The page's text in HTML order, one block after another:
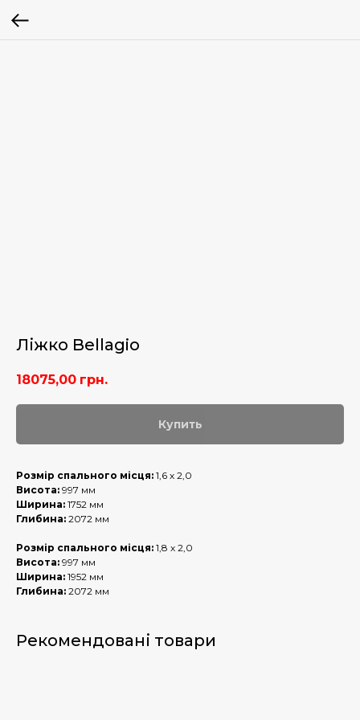
Ліжко Bellagio
18075,00 грн.
Купить
Розмір спального місця: 1,6 х 2,0
Висота: 997 мм
Ширина: 1752 мм
Глибина: 2072 мм
Розмір спального місця: 1,8 х 2,0
Висота: 997 мм
Ширина: 1952 мм
Глибина: 2072 мм
Рекомендовані товари